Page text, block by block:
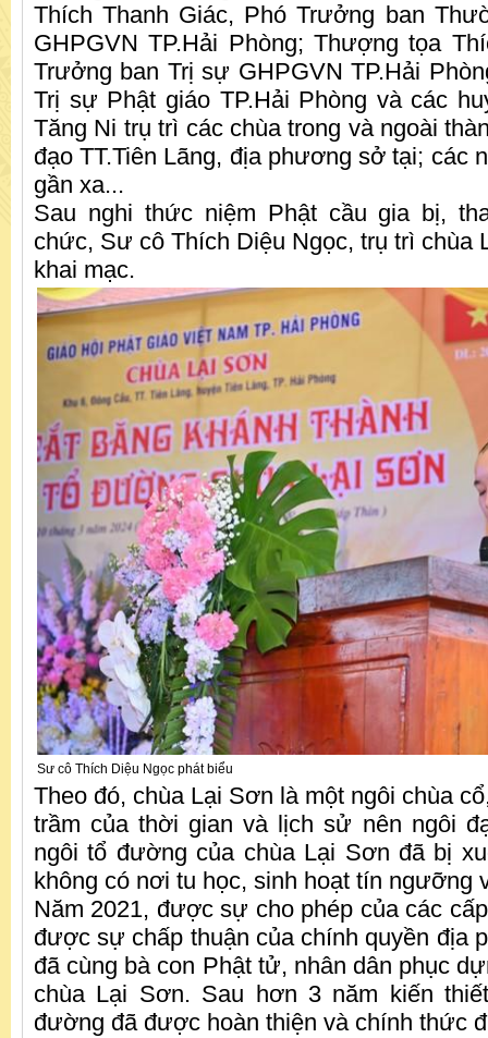
Thích Thanh Giác, Phó Trưởng ban
GHPGVN TP.Hải Phòng; Thượng tọa
Trưởng ban Trị sự GHPGVN TP.Hải
Trị sự Phật giáo TP.Hải Phòng và các
Tăng Ni trụ trì các chùa trong và ngoài
đạo TT.Tiên Lãng, địa phương sở tại; các
gần xa...
Sau nghi thức niệm Phật cầu gia bị,
chức, Sư cô Thích Diệu Ngọc, trụ trì chùa
khai mạc.
Sư cô Thích Diệu Ngọc phát biểu
Theo đó, chùa Lại Sơn là một ngôi chùa
trầm của thời gian và lịch sử nên ngôi
ngôi tổ đường của chùa Lại Sơn đã bị
không có nơi tu học, sinh hoạt tín ngưỡng
Năm 2021, được sự cho phép của các
được sự chấp thuận của chính quyền địa
đã cùng bà con Phật tử, nhân dân phục
chùa Lại Sơn. Sau hơn 3 năm kiến
đường đã được hoàn thiện và chính thức